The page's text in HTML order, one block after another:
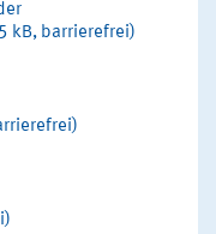
kB, barrierefrei)